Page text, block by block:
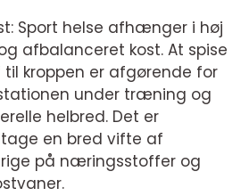
Sport helse afhænger i høj
afbalanceret kost. At spise
kroppen er afgørende for
under træning og
helbred. Det er
en bred vifte af
på næringsstoffer og